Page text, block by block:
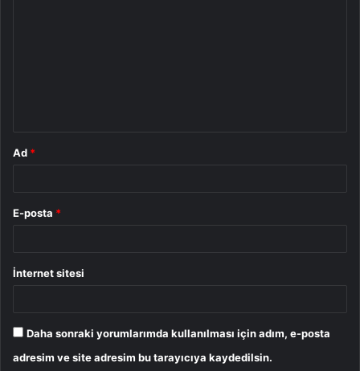
Ad *
E-posta *
İnternet sitesi
Daha sonraki yorumlarımda kullanılması için adım, e-posta
adresim ve site adresim bu tarayıcıya kaydedilsin.